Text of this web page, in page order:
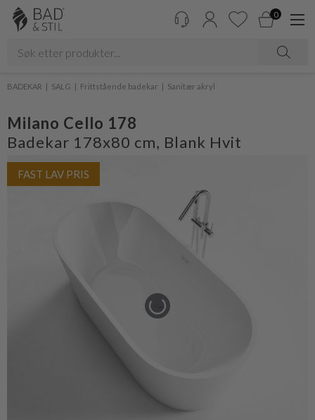
0
BADEKAR SALG Frittstående badekar Sanitær akryl
Milano Cello 178
Badekar 178x80 cm, Blank Hvit
FAST LAV PRIS